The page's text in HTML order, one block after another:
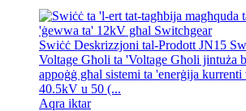
Swiċċ Deskrizzjoni tal-Prodott JN15
Voltage Għoli ta 'Voltage Għoli jintuża
appoġġ għal sistemi ta 'enerġija
40.5kV u 50 (...
Aqra iktar